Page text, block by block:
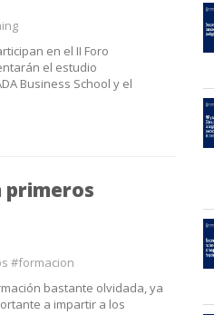
en el II Foro
el estudio
Business School y el
primeros
#formacion
bastante olvidada, ya
a impartir a los